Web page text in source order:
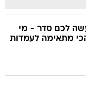
לכם סדר - מי
מתאימה לעמדות